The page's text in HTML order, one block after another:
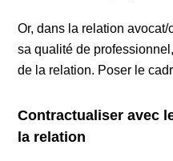
Or, dans la relation avocat/
sa qualité de
de la relation. Poser le
Contractualiser avec
la relation